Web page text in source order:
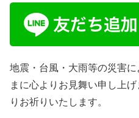
地震・台風・大雨等の災害
まに心よりお見舞い申し上
りお祈りいたします。